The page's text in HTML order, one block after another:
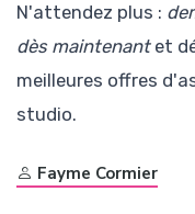
N'attendez plus :
dès maintenantet
meilleures offres
studio.
Fayme Cormier